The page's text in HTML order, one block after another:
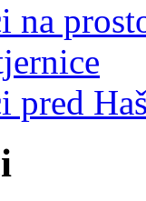
na
pred